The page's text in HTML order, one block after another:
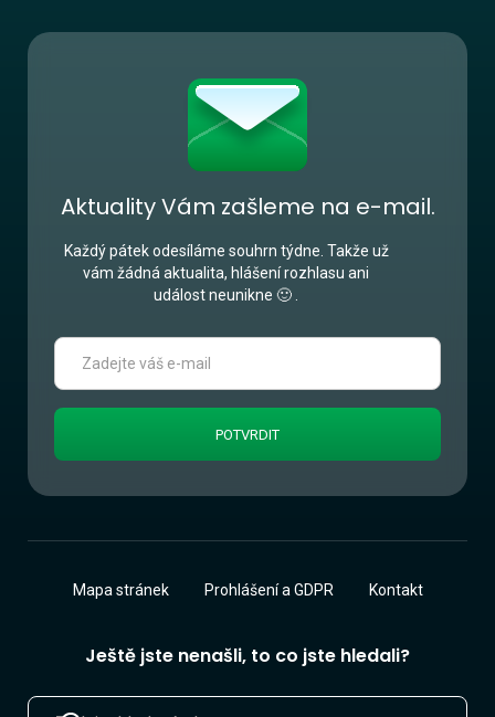
Aktuality Vám zašleme na e-mail.
Každý pátek odesíláme souhrn týdne. Takže už
vám žádná aktualita, hlášení rozhlasu ani
událost neunikne 🙂 .
Ještě jste nenašli, to co jste hledali?
Mapa stránek Prohlášení a GDPR Kontakt